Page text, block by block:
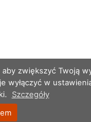
zwiększyć Twoją
wyłączyć w
Szczegóły